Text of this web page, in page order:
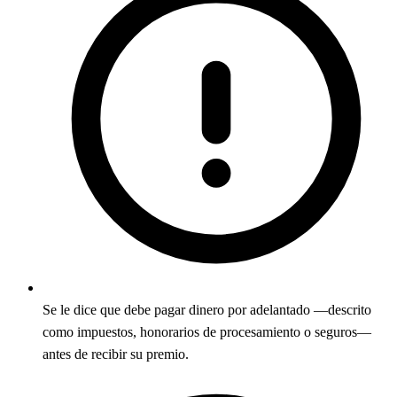
Se le dice que debe pagar dinero por adelantado —descrito
como impuestos, honorarios de procesamiento o seguros—
antes de recibir su premio.